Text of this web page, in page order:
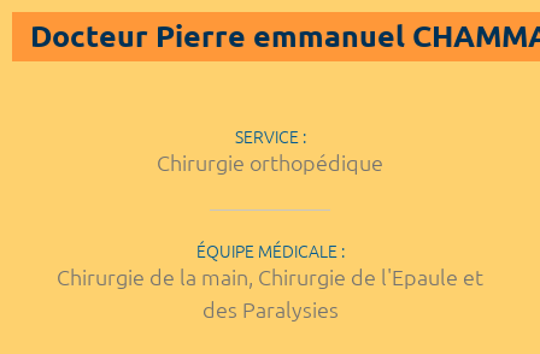
Docteur Pierre emmanuel
SERVICE :
Chirurgie orthopédique
ÉQUIPE MÉDICALE :
Chirurgie de la main, Chirurgie de l'Epaule et
des Paralysies